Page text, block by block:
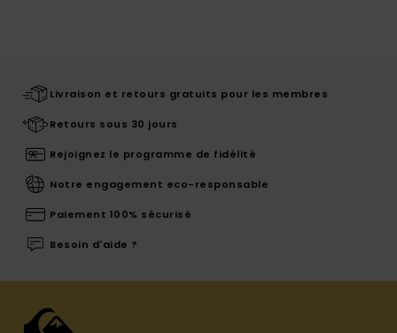
Livraison et retours gratuits pour les membres
Retours sous 30 jours
Rejoignez le programme de fidélité
Notre engagement eco-responsable
Paiement 100% sécurisé
Besoin d'aide ?